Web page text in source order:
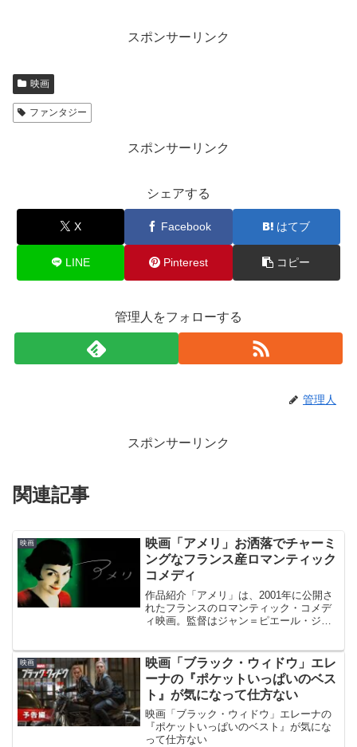
スポンサーリンク
映画
ファンタジー
スポンサーリンク
シェアする
X Facebook はてブ
LINE Pinterest コピー
管理人をフォローする
管理人
スポンサーリンク
関連記事
映画
映画「アメリ」お洒落でチャーミ
ングなフランス産ロマンティック
コメディ
作品紹介「アメリ」は、2001年に公開さ
れたフランスのロマンティック・コメデ
ィ映画。監督はジャン＝ピエール・ジュ
メリ・プーランが、パリのモンマルトル
地区でひっそりと生活...
映画
映画「ブラック・ウィドウ」エレ
ーナの『ポケットいっぱいのベス
ト』が気になって仕方ない
映画「ブラック・ウィドウ」エレーナの
『ポケットいっぱいのベスト』が気にな
って仕方ない